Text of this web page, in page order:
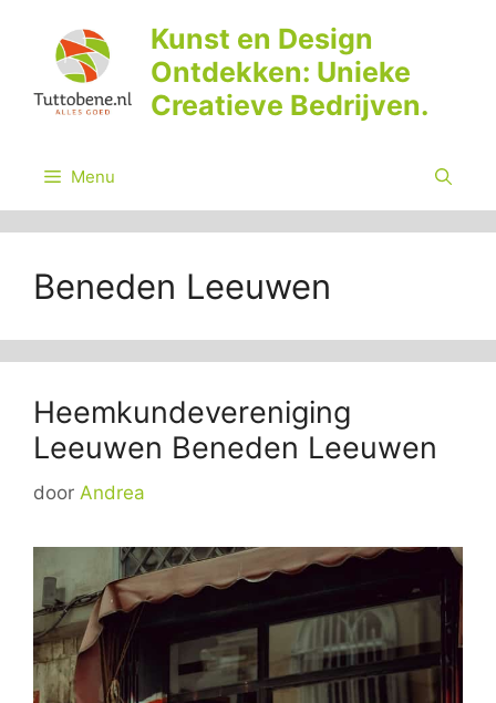
inhoud
Kunst en Design
Ontdekken: Unieke
Creatieve Bedrijven.
Menu
Beneden Leeuwen
Heemkundevereniging
Leeuwen Beneden Leeuwen
door Andrea